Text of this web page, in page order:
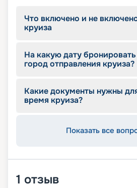
условиями проживания,
Подберите наиболее
отдыха, узнавайте цену и за
путешествие. Откройте для
мир круизных приключений и
Что включено и не
круиза
На какую дату бронировать
город отправления круиза?
Какие документы нужны
время круиза?
Показать все
1 отзыв